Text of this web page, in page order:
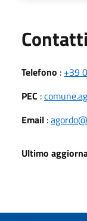
Contatti
Telefono : +39
PEC :
Email :
Ultimo